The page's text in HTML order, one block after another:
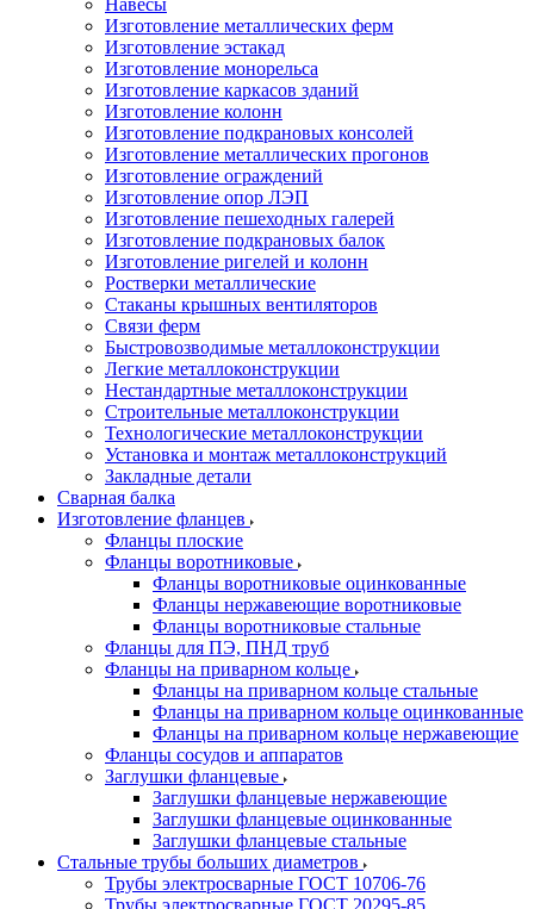
Навесы
Изготовление металлических ферм
Изготовление эстакад
Изготовление монорельса
Изготовление каркасов зданий
Изготовление колонн
Изготовление подкрановых консолей
Изготовление металлических прогонов
Изготовление ограждений
Изготовление опор ЛЭП
Изготовление пешеходных галерей
Изготовление подкрановых балок
Изготовление ригелей и колонн
Ростверки металлические
Стаканы крышных вентиляторов
Связи ферм
Быстровозводимые металлоконструкции
Легкие металлоконструкции
Нестандартные металлоконструкции
Строительные металлоконструкции
Технологические металлоконструкции
Установка и монтаж металлоконструкций
Закладные детали
Сварная балка
Изготовление фланцев
Фланцы плоские
Фланцы воротниковые
Фланцы воротниковые оцинкованные
Фланцы нержавеющие воротниковые
Фланцы воротниковые стальные
Фланцы для ПЭ, ПНД труб
Фланцы на приварном кольце
Фланцы на приварном кольце стальные
Фланцы на приварном кольце оцинкованные
Фланцы на приварном кольце нержавеющие
Фланцы сосудов и аппаратов
Заглушки фланцевые
Заглушки фланцевые нержавеющие
Заглушки фланцевые оцинкованные
Заглушки фланцевые стальные
Стальные трубы больших диаметров
Трубы электросварные ГОСТ 10706-76
Трубы электросварные ГОСТ 20295-85